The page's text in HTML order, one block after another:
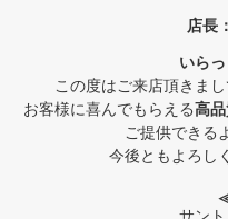
店長
いらっ
この度はご来店頂きま
お客様に喜んでもらえる高
ご提供できる
今後ともよろし
サン